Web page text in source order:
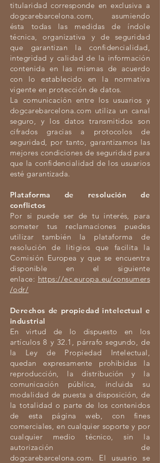
titularidad corresponde en exclusiva a
dogcarebarcelona.com, asumiendo
ésta todas las medidas de índole
técnica, organizativa y de seguridad
que garantizan la confidencialidad,
integridad y calidad de la información
contenida en las mismas de acuerdo
con lo establecido en la normativa
vigente en protección de datos.
La comunicación entre los usuarios y
dogcarebarcelona.com utiliza un canal
seguro, y los datos transmitidos son
cifrados gracias a protocolos de
seguridad, por tanto, garantizamos las
mejores condiciones de seguridad para
que la confidencialidad de los usuarios
esté garantizada.
Plataforma de resolución de
conflictos
Por si puede ser de tu interés, para
someter tus reclamaciones puedes
utilizar también la plataforma de
resolución de litigios que facilita la
Comisión Europea y que se encuentra
disponible en el siguiente
enlace: https://ec.europa.eu/consumers
/odr/
Derechos de propiedad intelectual e
industrial
En virtud de lo dispuesto en los
artículos 8 y 32.1, párrafo segundo, de
la Ley de Propiedad Intelectual,
quedan expresamente prohibidas la
reproducción, la distribución y la
comunicación pública, incluida su
modalidad de puesta a disposición, de
la totalidad o parte de los contenidos
de esta página web, con fines
comerciales, en cualquier soporte y por
cualquier medio técnico, sin la
autorización de
dogcarebarcelona.com. El usuario se